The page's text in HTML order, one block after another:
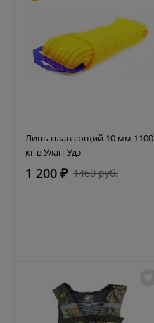
Линь плавающий 10 мм 1100
кг в Улан-Удэ
1 200 ₽ 1460 руб.